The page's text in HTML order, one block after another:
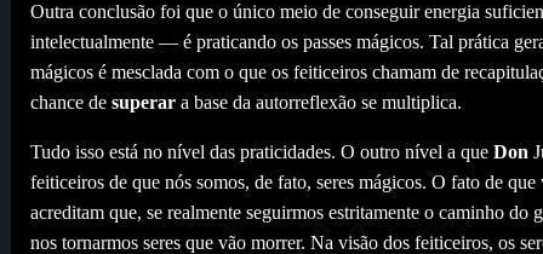
Outra conclusão foi que o único meio de conseguir energia
intelectualmente — é praticando os passes mágicos. Tal prática
mágicos é mesclada com o que os feiticeiros chamam de
chance de superara base da autorreflexão se multiplica.
Tudo isso está no nível das praticidades. O outro nível a que Don
feiticeiros de que nós somos, de fato, seres mágicos. O fato de
acreditam que, se realmente seguirmos estritamente o caminho
nos tornarmos seres que vão morrer. Na visão dos feiticeiros, os